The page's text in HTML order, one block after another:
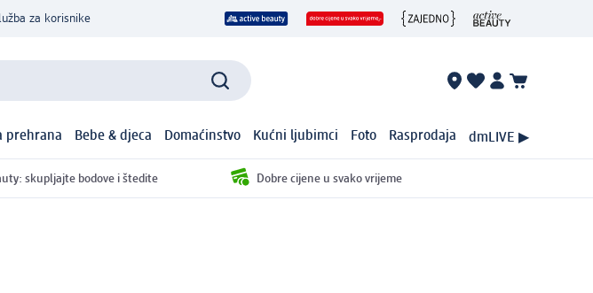
za korisnike
prehrana Bebe & djeca Domaćinstvo Kućni ljubimci Foto Rasprodaja dmLIVE ▶
skupljajte bodove i štedite Dobre cijene u svako vrijeme